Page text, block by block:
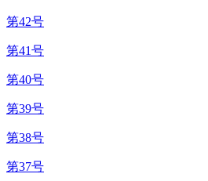
第42号
第41号
第40号
第39号
第38号
第37号